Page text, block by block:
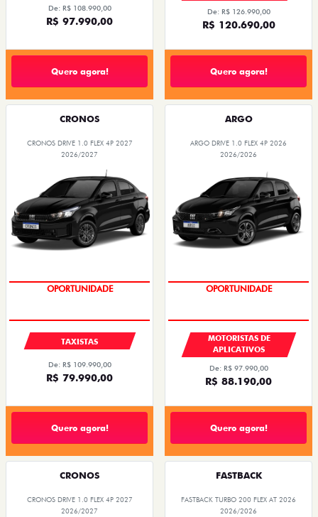
De: R$ 108.990,00
R$ 97.990,00
Quero agora!
De: R$ 126.990,00
R$ 120.690,00
Quero agora!
CRONOS
CRONOS DRIVE 1.0 FLEX 4P 2027
2026/2027
OPORTUNIDADE
TAXISTAS
De: R$ 109.990,00
R$ 79.990,00
Quero agora!
ARGO
ARGO DRIVE 1.0 FLEX 4P 2026
2026/2026
OPORTUNIDADE
MOTORISTAS DE
APLICATIVOS
De: R$ 97.990,00
R$ 88.190,00
Quero agora!
CRONOS
CRONOS DRIVE 1.0 FLEX 4P 2027
2026/2027
FASTBACK
FASTBACK TURBO 200 FLEX AT 2026
2026/2026